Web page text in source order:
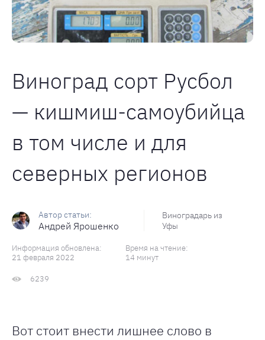
Виноград сорт Русбол
— кишмиш-самоубийца
в том числе и для
северных регионов
Андрей Ярошенко
Виноградарь из
Уфы
Информация обновлена:
21 февраля 2022
Время на чтение:
14 минут
6239
Вот стоит внести лишнее слово в